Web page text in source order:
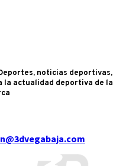
noticias deportivas,
la actualidad deportiva de la